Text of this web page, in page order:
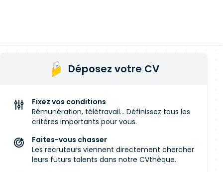
Déposez votre CV
Fixez vos conditions
Rémunération, télétravail... Définissez tous les
critères importants pour vous.
Faites-vous chasser
Les recruteurs viennent directement chercher
leurs futurs talents dans notre CVthèque.